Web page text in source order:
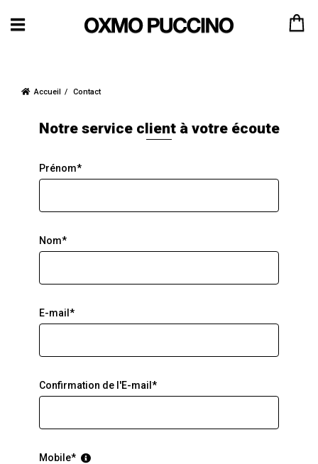
Accueil Contact
Notre service client à votre écoute
Prénom*
Nom*
E-mail*
Confirmation de l'E-mail*
Mobile*